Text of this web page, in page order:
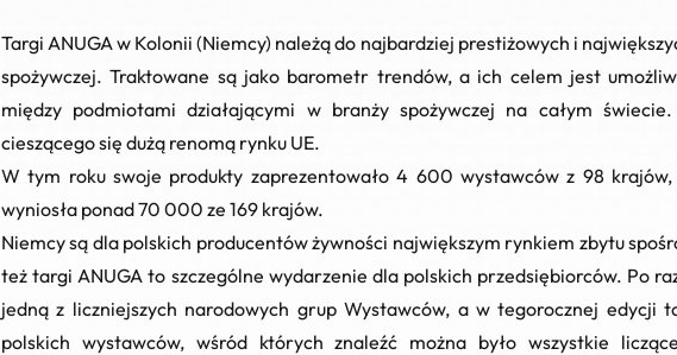
Targi ANUGA w Kolonii (Niemcy) należą do najbardziej prestiżowych i
spożywczej. Traktowane są jako barometr trendów, a ich celem jest
między podmiotami działającymi w branży spożywczej na całym
cieszącego się dużą renomą rynku UE.
W tym roku swoje produkty zaprezentowało 4 600 wystawców z 98
wyniosła ponad 70 000 ze 169 krajów.
Niemcy są dla polskich producentów żywności największym rynkiem zbytu
też targi ANUGA to szczególne wydarzenie dla polskich przedsiębiorców. Po
jedną z liczniejszych narodowych grup Wystawców, a w tegorocznej edycji
polskich wystawców, wśród których znaleźć można było wszystkie